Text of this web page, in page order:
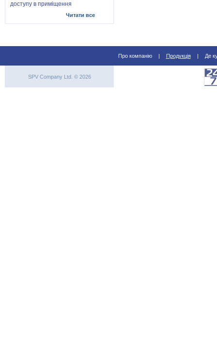
доступу в приміщення
Читати все
Про компанію | Продукція | Де
SPV Company Ltd. © 2026